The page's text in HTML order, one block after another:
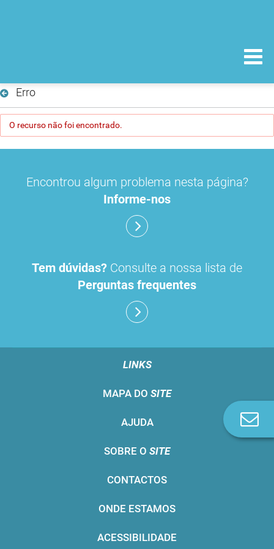
Erro
O recurso não foi encontrado.
Encontrou algum problema nesta página?
Informe-nos
Tem dúvidas? Consulte a nossa lista de
Perguntas frequentes
LINKS
MAPA DO SITE
AJUDA
SOBRE O SITE
CONTACTOS
ONDE ESTAMOS
ACESSIBILIDADE